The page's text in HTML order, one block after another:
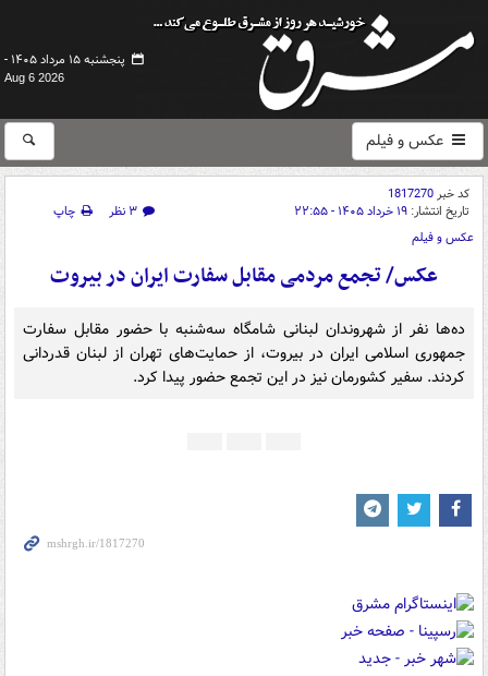
پنجشنبه ۱۵ مرداد ۱۴۰۵ -
Aug 6 2026
عکس و فیلم
کد خبر1817270
تاریخ انتشار: ۱۹ خرداد ۱۴۰۵ - ۲۲:۵۵ ۳ نظر
چاپ
عکس و فیلم
عکس/ تجمع مردمی مقابل سفارت ایران در بیروت
ده‌ها نفر از شهروندان لبنانی شامگاه سه‌شنبه با حضور مقابل سفارت
جمهوری اسلامی ایران در بیروت، از حمایت‌های تهران از لبنان قدردانی
کردند. سفیر کشورمان نیز در این تجمع حضور پیدا کرد.